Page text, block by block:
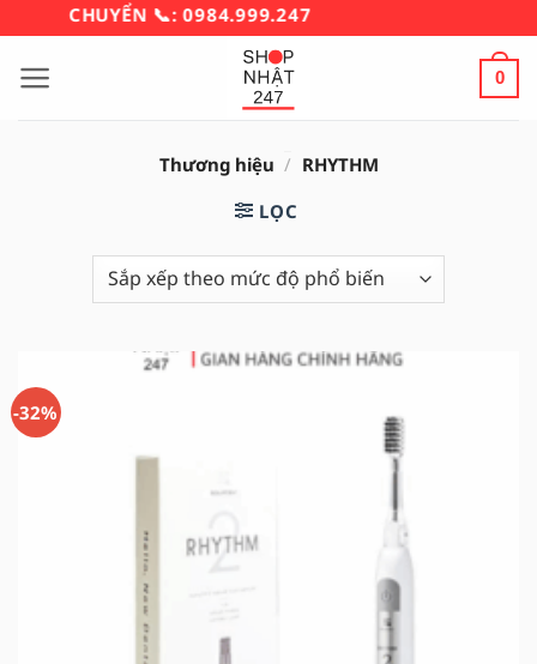
qua
nội
CHUYỂN 📞: 0984.999.247
0
Thương hiệu / RHYTHM
LỌC
-32%